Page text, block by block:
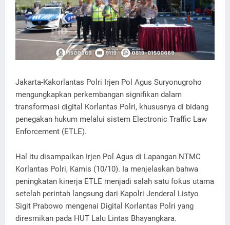
Jakarta-Kakorlantas Polri Irjen Pol Agus Suryonugroho
mengungkapkan perkembangan signifikan dalam
transformasi digital Korlantas Polri, khususnya di bidang
penegakan hukum melalui sistem Electronic Traffic Law
Enforcement (ETLE).
Hal itu disampaikan Irjen Pol Agus di Lapangan NTMC
Korlantas Polri, Kamis (10/10). Ia menjelaskan bahwa
peningkatan kinerja ETLE menjadi salah satu fokus utama
setelah perintah langsung dari Kapolri Jenderal Listyo
Sigit Prabowo mengenai Digital Korlantas Polri yang
diresmikan pada HUT Lalu Lintas Bhayangkara.